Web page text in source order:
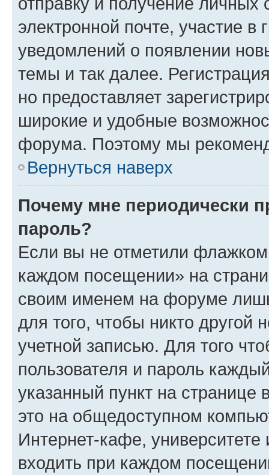
электронной почте, участие в
уведомлений о появлении
темы и так далее.
но предоставляет
широкие и удобные
форума. Поэтому мы
Вернуться наверх
Почему мне периодически
пароль?
Если вы не отметили флажком
каждом посещении» на
своим именем на форуме
для того, чтобы никто другой
учетной записью. Для того
пользователя и пароль
указанный пункт на
это на общедоступном
Интернет-кафе, университете
входить при каждом